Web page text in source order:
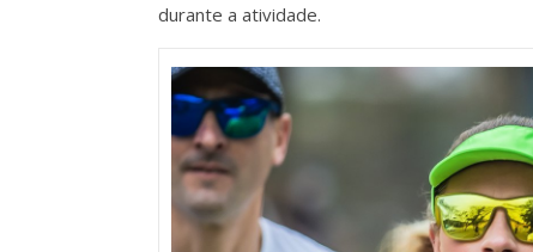
durante a atividade.